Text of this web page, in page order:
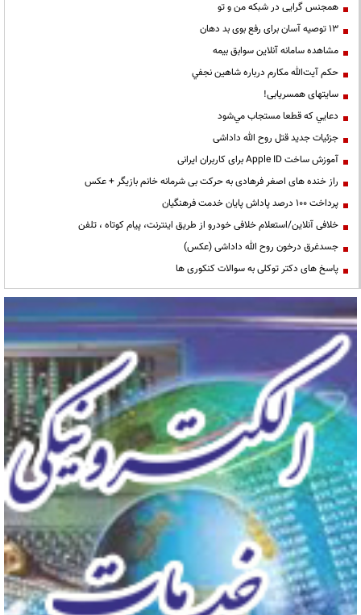
همجنس گرایی در شبکه من و تو
13 توصیه آسان برای رفع بوی بد دهان
مشاهده سامانه آنلاين سوابق بیمه
حكم آيت‌الله مكارم درباره شاهين نجفي
سایتهای همسریابی!
دعايي كه قطعا مستجاب مي‌شود
جزئیات جدید قتل روح الله داداشی
آموزش ساخت Apple ID برای کاربران ایرانی
راز خنده های اصغر فرهادی به حرکت بی شرمانه خانم بازیگر + عکس
پرداخت ۱۰۰ درصد پاداش پایان خدمت فرهنگیان
خلافی آنلاین/استعلام خلافی خودرو از طریق اینترنت، پیام کوتاه ، تلفن
جسدغرق درخون روح الله داداشی (عکس)
پاسخ های دکتر توکلی به سوالات کنکوری ها